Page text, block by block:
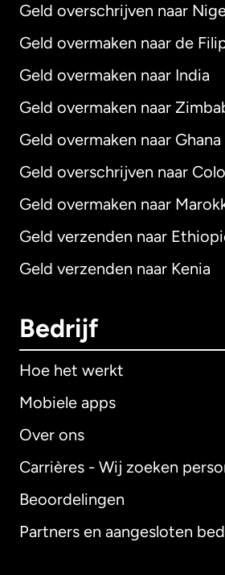
Geld overschrijven naar
Geld overmaken naar de
Geld overmaken naar India
Geld overmaken naar
Geld overmaken naar Ghana
Geld overschrijven naar
Geld overmaken naar
Geld verzenden naar
Geld verzenden naar Kenia
Bedrijf
Hoe het werkt
Mobiele apps
Over ons
Carrières - Wij zoeken
Beoordelingen
Partners en aangesloten